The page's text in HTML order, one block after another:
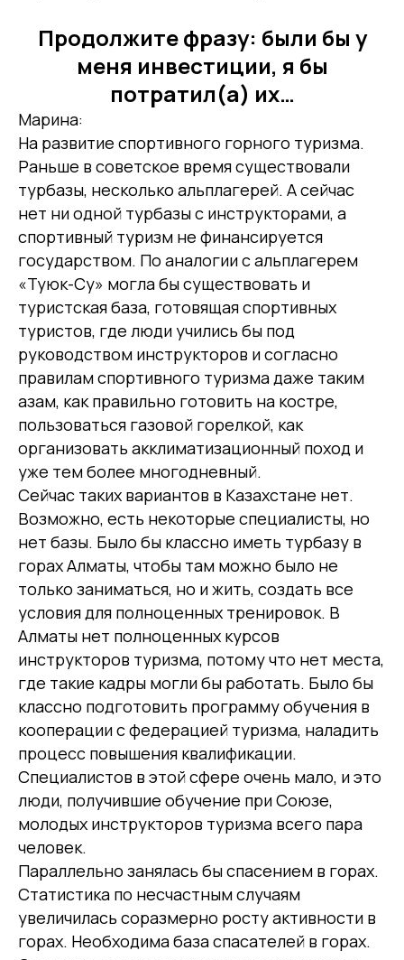
Продолжите фразу: были бы у
меня инвестиции, я бы
потратил(а) их…
Марина:
На развитие спортивного горного туризма.
Раньше в советское время существовали
турбазы, несколько альплагерей. А сейчас
нет ни одной турбазы с инструкторами, а
спортивный туризм не финансируется
государством. По аналогии с альплагерем
«Туюк-Су» могла бы существовать и
туристская база, готовящая спортивных
туристов, где люди учились бы под
руководством инструкторов и согласно
правилам спортивного туризма даже таким
азам, как правильно готовить на костре,
пользоваться газовой горелкой, как
организовать акклиматизационный поход и
уже тем более многодневный.
Сейчас таких вариантов в Казахстане нет.
Возможно, есть некоторые специалисты, но
нет базы. Было бы классно иметь турбазу в
горах Алматы, чтобы там можно было не
только заниматься, но и жить, создать все
условия для полноценных тренировок. В
Алматы нет полноценных курсов
инструкторов туризма, потому что нет места,
где такие кадры могли бы работать. Было бы
классно подготовить программу обучения в
кооперации с федерацией туризма, наладить
процесс повышения квалификации.
Специалистов в этой сфере очень мало, и это
люди, получившие обучение при Союзе,
молодых инструкторов туризма всего пара
человек.
Параллельно занялась бы спасением в горах.
Статистика по несчастным случаям
увеличилась соразмерно росту активности в
горах. Необходима база спасателей в горах.